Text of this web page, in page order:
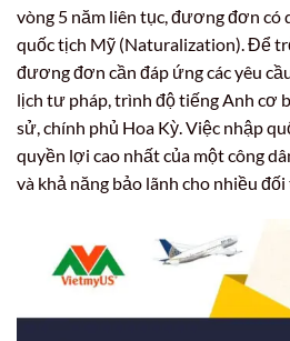
vòng 5 năm liên tục, đương đơn có
quốc tịch Mỹ (Naturalization). Để
đương đơn cần đáp ứng các yêu
lịch tư pháp, trình độ tiếng Anh cơ
sử, chính phủ Hoa Kỳ. Việc nhập
quyền lợi cao nhất của một công
và khả năng bảo lãnh cho nhiều